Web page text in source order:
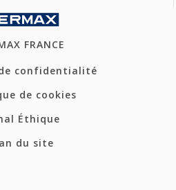
FRANCE
confidentialité
de cookies
Éthique
du site